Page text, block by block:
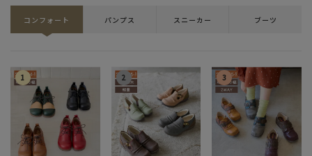
コンフォート パンプス スニーカー ブーツ